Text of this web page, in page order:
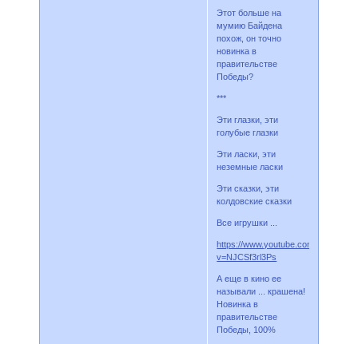
Этот больше на
мумию Байдена
похож, он точно
новинка в
правительстве
Победы?
***
Эти глазки, эти
голубые глазки
Эти ласки, эти
неземные ласки
Эти сказки, эти
колдовские сказки
Все игрушки ...
https://www.youtube.com/watch?
v=NJCSf3rl3Ps
А еще в кино ее
называли ... крашена!
Новинка в
правительстве
Победы, 100%